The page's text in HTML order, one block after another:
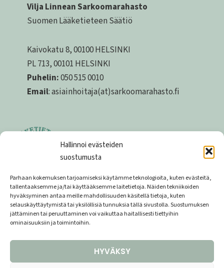
Hallinnoi evästeiden
suostumusta
Parhaan kokemuksen tarjoamiseksi käytämme teknologioita, kuten evästeitä,
tallentaaksemme ja/tai käyttääksemme laitetietoja. Näiden tekniikoiden
hyväksyminen antaa meille mahdollisuuden käsitellä tietoja, kuten
selauskäyttäytymistä tai yksilöllisiä tunnuksia tällä sivustolla. Suostumuksen
jättäminen tai peruuttaminen voi vaikuttaa haitallisesti tiettyihin
ominaisuuksiin ja toimintoihin.
HYVÄKSY
Vilja Linnean Sarkoomarahasto
Suomen Lääketieteen Säätiö
Kaivokatu 8, 00100 HELSINKI
PL 713, 00101 HELSINKI
Puhelin:050 515 0010
Email: asiainhoitaja(at)sarkoomarahasto.fi
Tietosuojaseloste
Lahjoittajarekisterin tietosuojaseloste